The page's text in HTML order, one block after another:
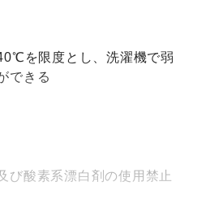
リープ
を限度とし、洗濯機で弱
できる
び酸素系漂白剤の使用禁止